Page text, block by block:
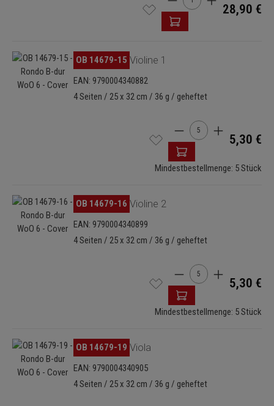
28,90 €
Bildergalerie überspringenOB 14679-15 Violine 1
EAN: 9790004340882
4 Seiten / 25 x 32 cm / 36 g / geheftet
Produkt Anzahl: Gib
5,30 €
Mindestbestellmenge: 5 Stück
Bildergalerie überspringenOB 14679-16 Violine 2
EAN: 9790004340899
4 Seiten / 25 x 32 cm / 36 g / geheftet
Produkt Anzahl: Gib
5,30 €
Mindestbestellmenge: 5 Stück
Bildergalerie überspringenOB 14679-19 Viola
EAN: 9790004340905
4 Seiten / 25 x 32 cm / 36 g / geheftet